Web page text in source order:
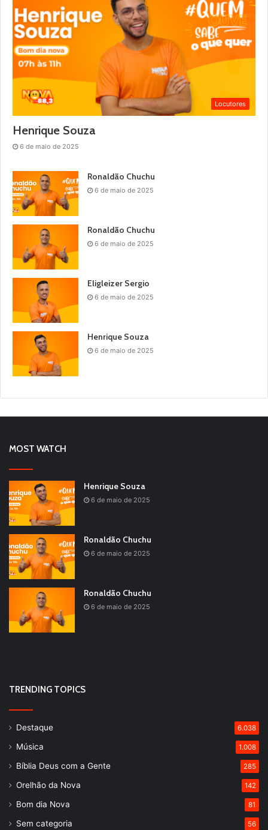
Locutores
Henrique Souza
6 de maio de 2025
Ronaldão Chuchu
6 de maio de 2025
Ronaldão Chuchu
6 de maio de 2025
Eligleizer Sergio
6 de maio de 2025
Henrique Souza
6 de maio de 2025
MOST WATCH
Henrique Souza
6 de maio de 2025
Ronaldão Chuchu
6 de maio de 2025
Ronaldão Chuchu
6 de maio de 2025
TRENDING TOPICS
Destaque 6.038
Música 1.008
Bíblia Deus com a Gente 285
Orelhão da Nova 142
Bom dia Nova 81
Sem categoria 56